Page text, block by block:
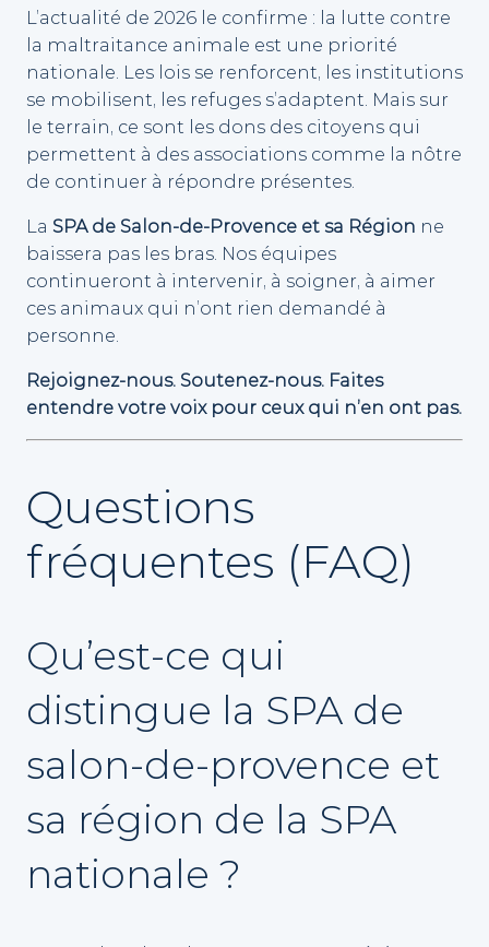
L’actualité de 2026 le confirme : la lutte contre
la maltraitance animale est une priorité
nationale. Les lois se renforcent, les institutions
se mobilisent, les refuges s’adaptent. Mais sur
le terrain, ce sont les dons des citoyens qui
permettent à des associations comme la nôtre
de continuer à répondre présentes.
La SPA de Salon-de-Provence et sa Région ne
baissera pas les bras. Nos équipes
continueront à intervenir, à soigner, à aimer
ces animaux qui n’ont rien demandé à
personne.
Rejoignez-nous. Soutenez-nous. Faites
entendre votre voix pour ceux qui n’en ont pas.
Questions
fréquentes (FAQ)
Qu’est-ce qui
distingue la SPA de
salon-de-provence et
sa région de la SPA
nationale ?